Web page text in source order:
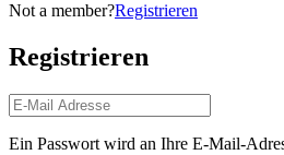
Not a member?Registrieren
Registrieren
Ein Passwort wird an Ihre E-Mail-